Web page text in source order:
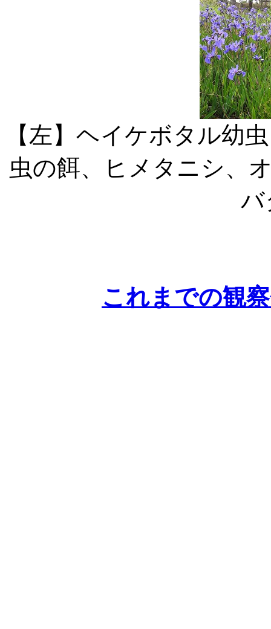
【左】ヘイケボタル
虫の餌、ヒメタニシ
バ
これまでの観